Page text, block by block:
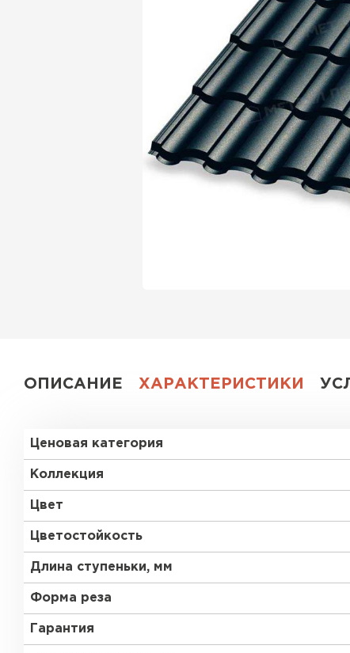
ОПИСАНИЕ ХАРАКТЕРИСТИКИ
Ценовая категория
Коллекция
Цвет
Цветостойкость
Длина ступеньки, мм
Форма реза
Гарантия